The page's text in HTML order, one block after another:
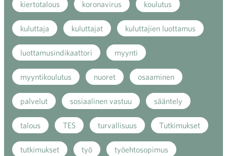
kiertotalous koronavirus koulutus
kuluttaja kuluttajat kuluttajien luottamus
luottamusindikaattori myynti
myyntikoulutus nuoret osaaminen
palvelut sosiaalinen vastuu sääntely
talous TES turvallisuus Tutkimukset
tutkimukset työ työehtosopimus